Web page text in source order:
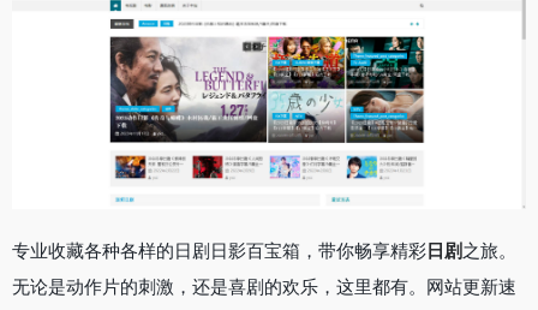
专业收藏各种各样的日剧日影百宝箱，带你畅享精彩 日剧之旅。
无论是动作片的刺激，还是喜剧的欢乐，这里都有。网站更新速